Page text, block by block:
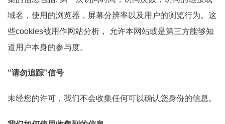
域名，使用的浏览器，屏幕分辨率以及用户的浏览行为。这
些cookies被用作网站分析， 允许本网站或是第三方能够知
道用户本身的参与度。
“请勿追踪”信号
未经您的许可，我们不会收集任何可以确认您身份的信息。